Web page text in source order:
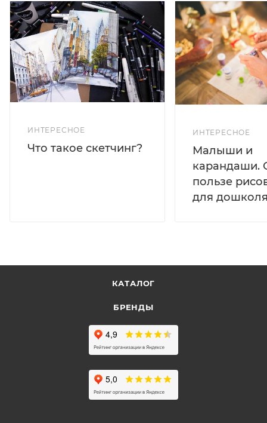
ИНТЕРЕСНОЕ
Что такое скетчинг?
ИНТЕРЕСНОЕ
Малыши и
карандаши.
пользе
для
КАТАЛОГ
БРЕНДЫ